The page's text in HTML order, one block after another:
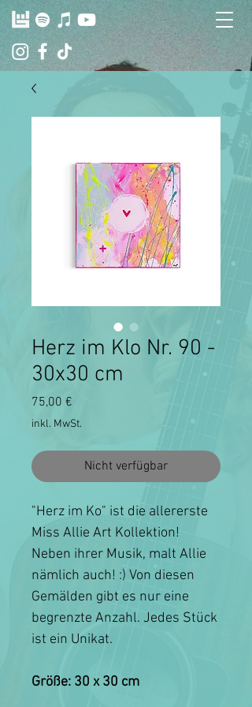
Herz im Klo Nr. 90 -
30x30 cm
75,00 €
inkl. MwSt.
Nicht verfügbar
"Herz im Ko" ist die allererste
Miss Allie Art Kollektion!
Neben ihrer Musik, malt Allie
nämlich auch! :) Von diesen
Gemälden gibt es nur eine
begrenzte Anzahl. Jedes Stück
ist ein Unikat.
Größe: 30 x 30 cm